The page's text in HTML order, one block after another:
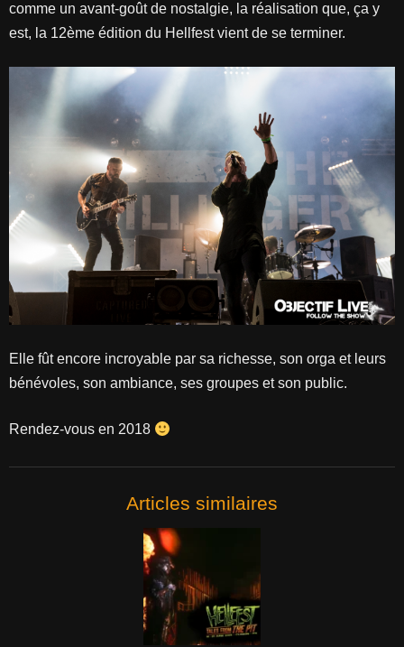
comme un avant-goût de nostalgie, la réalisation que, ça y
est, la 12ème édition du Hellfest vient de se terminer.
Elle fût encore incroyable par sa richesse, son orga et leurs
bénévoles, son ambiance, ses groupes et son public.
Rendez-vous en 2018
Articles similaires